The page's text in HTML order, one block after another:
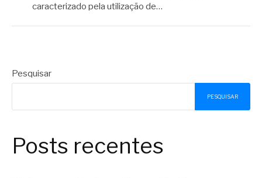
caracterizado pela utilização de…
Pesquisar
PESQUISAR
Posts recentes